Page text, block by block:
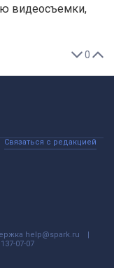
видеосъемки,
0
Связаться с редакцией
help@spark.ru
07-07